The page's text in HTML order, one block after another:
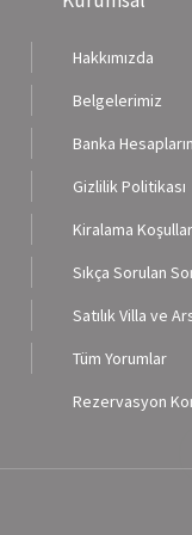
Hakkımızda
Belgelerimiz
Banka
Gizlilik Politikası
Kiralama
Sıkça Sorulan
Satılık Villa ve
Tüm Yorumlar
Rezervasyon